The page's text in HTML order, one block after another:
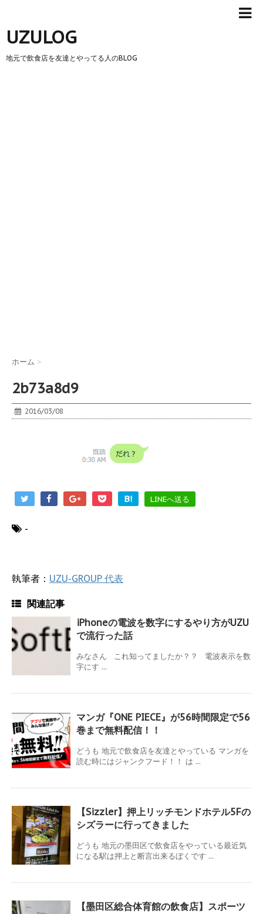
UZULOG
地元で飲食店を友達とやってる人のBLOG
ホーム >
2b73a8d9
2016/03/08
B! LINEへ送る
-
執筆者： UZU-GROUP 代表
関連記事
iPhoneの電波を数字にするやり方がUZU
で流行った話
みなさん これ知ってましたか？？ 電波表示を数
字にす ...
マンガ『ONE PIECE』が56時間限定で56
巻まで無料配信！！
どうも 地元で飲食店を友達とやっている マンガを
読む時にはジャンクフード！！ は ...
【Sizzler】押上リッチモンドホテル5Fの
シズラーに行ってきました
どうも 地元の墨田区で飲食店をやっている最近気
になる駅は押上と断言出来るぼくです ...
【墨田区総合体育館の飲食店】スポーツ